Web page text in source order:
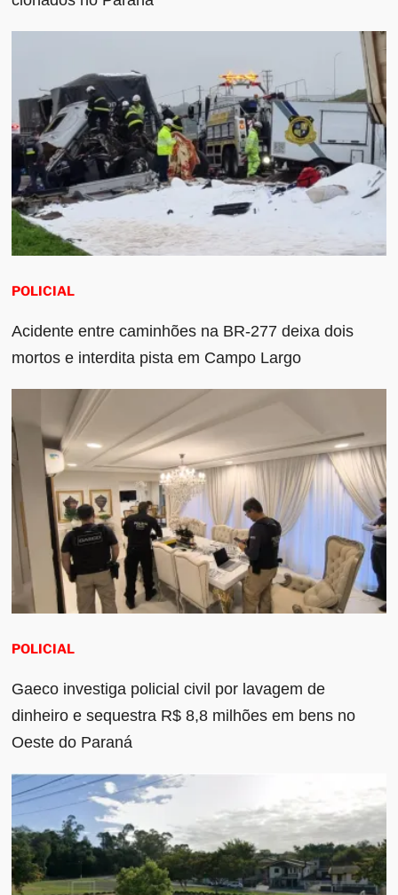
POLICIAL
Acidente entre caminhões na BR-277 deixa dois
mortos e interdita pista em Campo Largo
POLICIAL
Gaeco investiga policial civil por lavagem de
dinheiro e sequestra R$ 8,8 milhões em bens no
Oeste do Paraná